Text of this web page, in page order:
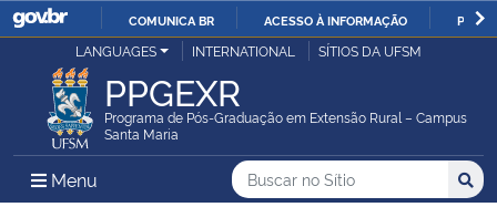
IR
O
COMUNICA BR ACESSO À INFORMAÇÃO
Ministério da Justiça e Segurança Pública
Ministério da Defesa
LANGUAGES INTERNATIONAL SÍTIOS DA UFSM
PPGEXR
Programa de Pós-Graduação em Extensão Rural – Campus
Santa Maria
Menu Menu Principal do Sítio
Busca
Buscar no no Sítio
Busca: